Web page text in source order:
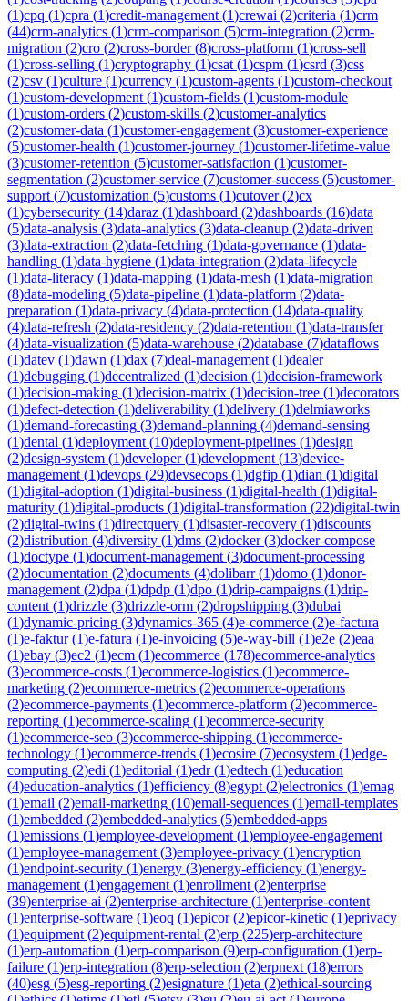
(1)cpq (1)cpra (1)credit-management (1)crewai (2)criteria (1)crm
(44)crm-analytics (1)crm-comparison (5)crm-integration (2)crm-
migration (2)cro (2)cross-border(8)cross-platform (1)cross-sell
(1)cross-selling (1)cryptography (1)csat (1)cspm (1)csrd (3)css
(2)csv (1)culture (1)currency (1)custom-agents (1)custom-checkout
(1)custom-development (1)custom-fields (1)custom-module
(1)custom-orders (2)custom-skills (2)customer-analytics
(2)customer-data (1)customer-engagement (3)customer-experience
(5)customer-health (1)customer-journey (1)customer-lifetime-value
(3)customer-retention (5)customer-satisfaction (1)customer-
segmentation (2)customer-service (7)customer-success (5)customer-
support (7)customization (5)customs (1)cutover(2)cx
(1)cybersecurity (14)daraz (1)dashboard (2)dashboards (16)data
(5)data-analysis (3)data-analytics (3)data-cleanup (2)data-driven
(3)data-extraction (2)data-fetching (1)data-governance (1)data-
handling (1)data-hygiene (1)data-integration (2)data-lifecycle
(1)data-literacy (1)data-mapping (1)data-mesh (1)data-migration
(8)data-modeling (5)data-pipeline (1)data-platform (2)data-
preparation (1)data-privacy (4)data-protection (14)data-quality
(4)data-refresh (2)data-residency (2)data-retention (1)data-transfer
(4)data-visualization (5)data-warehouse (2)database (7)dataflows
(1)datev (1)dawn (1)dax (7)deal-management (1)dealer
(1)debugging (1)decentralized (1)decision (1)decision-framework
(1)decision-making (1)decision-matrix (1)decision-tree (1)decorators
(1)defect-detection (1)deliverability (1)delivery (1)delmiaworks
(1)demand-forecasting (3)demand-planning (4)demand-sensing
(1)dental (1)deployment (10)deployment-pipelines (1)design
(2)design-system (1)developer(1)development (13)device-
management (1)devops (29)devsecops (1)dgfip (1)dian (1)digital
(1)digital-adoption (1)digital-business (1)digital-health (1)digital-
maturity (1)digital-products (1)digital-transformation (22)digital-twin
(2)digital-twins (1)directquery (1)disaster-recovery (1)discounts
(2)distribution (4)diversity (1)dms (2)docker(3)docker-compose
(1)doctype (1)document-management (3)document-processing
(2)documentation (2)documents (4)dolibarr(1)domo (1)donor-
management (2)dpa (1)dpdp (1)dpo (1)drip-campaigns (1)drip-
content (1)drizzle (3)drizzle-orm (2)dropshipping (3)dubai
(1)dynamic-pricing (3)dynamics-365 (4)e-commerce (2)e-factura
(1)e-faktur(1)e-fatura (1)e-invoicing (5)e-way-bill (1)e2e (2)eaa
(1)ebay (3)ec2 (1)ecm (1)ecommerce (178)ecommerce-analytics
(3)ecommerce-costs (1)ecommerce-logistics (1)ecommerce-
marketing (2)ecommerce-metrics (2)ecommerce-operations
(2)ecommerce-payments (1)ecommerce-platform (2)ecommerce-
reporting (1)ecommerce-scaling (1)ecommerce-security
(1)ecommerce-seo (3)ecommerce-shipping (1)ecommerce-
technology (1)ecommerce-trends (1)ecosire (7)ecosystem (1)edge-
computing (2)edi (1)editorial (1)edr(1)edtech (1)education
(4)education-analytics (1)efficiency (8)egypt (2)electronics (1)emag
(1)email (2)email-marketing (10)email-sequences (1)email-templates
(1)embedded (2)embedded-analytics (5)embedded-apps
(1)emissions (1)employee-development (1)employee-engagement
(1)employee-management (3)employee-privacy (1)encryption
(1)endpoint-security (1)energy (3)energy-efficiency (1)energy-
management (1)engagement (1)enrollment (2)enterprise
(39)enterprise-ai (2)enterprise-architecture (1)enterprise-content
(1)enterprise-software (1)eoq (1)epicor(2)epicor-kinetic (1)eprivacy
(1)equipment (2)equipment-rental (2)erp (225)erp-architecture
(1)erp-automation (1)erp-comparison (9)erp-configuration (1)erp-
failure (1)erp-integration (8)erp-selection (2)erpnext (18)errors
(40)esg (5)esg-reporting (2)esignature (1)eta (2)ethical-sourcing